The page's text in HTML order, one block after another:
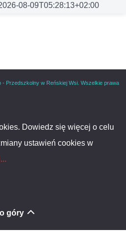
- Przedszkolny w Reńskiej Wsi. Wszelkie prawa
Dowiedz się więcej o celu
ustawień cookies w
góry